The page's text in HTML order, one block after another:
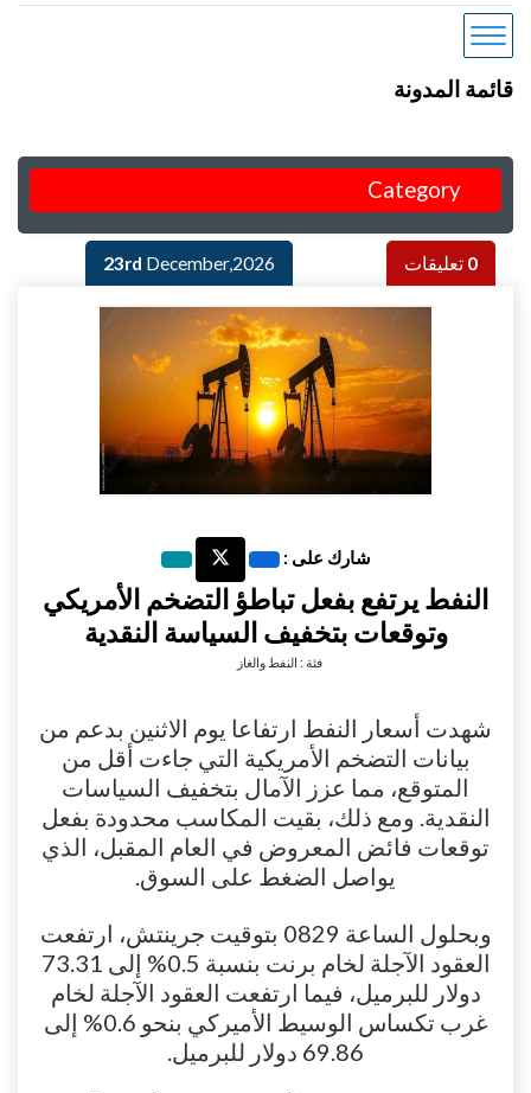
قائمة المدونة
Category
شارك على :
النفط يرتفع بفعل تباطؤ التضخم الأمريكي
وتوقعات بتخفيف السياسة النقدية
فئة : النفط والغاز
شهدت أسعار النفط ارتفاعا يوم الاثنين بدعم من
بيانات التضخم الأمريكية التي جاءت أقل من
المتوقع، مما عزز الآمال بتخفيف السياسات
النقدية. ومع ذلك، بقيت المكاسب محدودة بفعل
توقعات فائض المعروض في العام المقبل، الذي
يواصل الضغط على السوق.
وبحلول الساعة 0829 بتوقيت جرينتش، ارتفعت
العقود الآجلة لخام برنت بنسبة 0.5% إلى 73.31
دولار للبرميل، فيما ارتفعت العقود الآجلة لخام
غرب تكساس الوسيط الأميركي بنحو 0.6% إلى
69.86 دولار للبرميل.
23rd December,2026 0 تعليقات